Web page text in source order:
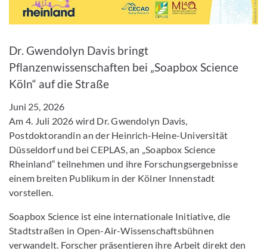
Dr. Gwendolyn Davis bringt
Pflanzenwissenschaften bei „Soapbox Science
Köln“ auf die Straße
Juni 25, 2026
Am 4. Juli 2026 wird Dr. Gwendolyn Davis,
Postdoktorandin an der Heinrich-Heine-Universität
Düsseldorf und bei CEPLAS, an „Soapbox Science
Rheinland“ teilnehmen und ihre Forschungsergebnisse
einem breiten Publikum in der Kölner Innenstadt
vorstellen.
Soapbox Science ist eine internationale Initiative, die
Stadtstraßen in Open-Air-Wissenschaftsbühnen
verwandelt. Forscher präsentieren ihre Arbeit direkt den